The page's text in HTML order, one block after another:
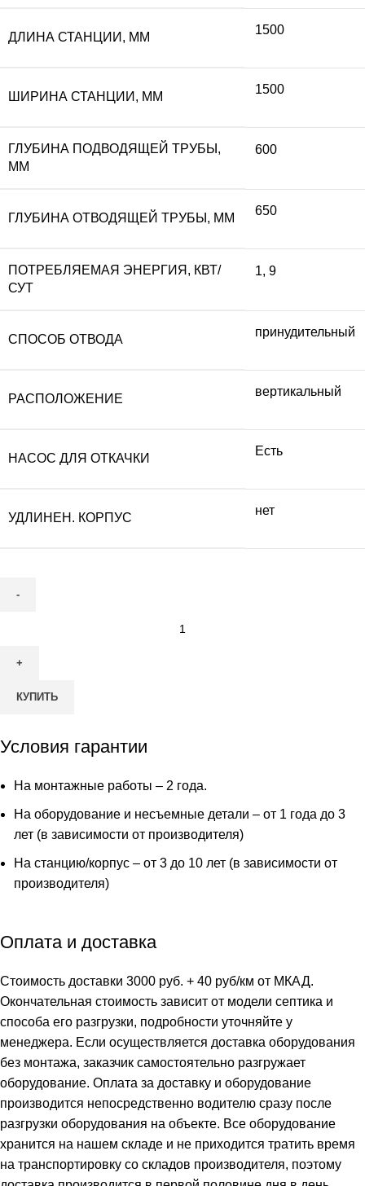
ДЛИНА СТАНЦИИ, ММ
1500
ШИРИНА СТАНЦИИ, ММ
1500
ГЛУБИНА ПОДВОДЯЩЕЙ ТРУБЫ,
ММ
600
ГЛУБИНА ОТВОДЯЩЕЙ ТРУБЫ, ММ
650
ПОТРЕБЛЯЕМАЯ ЭНЕРГИЯ, КВТ/
СУТ
1, 9
СПОСОБ ОТВОДА
принудительный
РАСПОЛОЖЕНИЕ
вертикальный
НАСОС ДЛЯ ОТКАЧКИ
Есть
УДЛИНЕН. КОРПУС
нет
Септик
Аэро
ПР
КУПИТЬ
Условия гарантии
На монтажные работы – 2 года.
На оборудование и несъемные детали – от 1 года до 3
лет (в зависимости от производителя)
На станцию/корпус – от 3 до 10 лет (в зависимости от
производителя)
Оплата и доставка
Стоимость доставки 3000 руб. + 40 руб/км от МКАД.
Окончательная стоимость зависит от модели септика и
способа его разгрузки, подробности уточняйте у
менеджера. Если осуществляется доставка оборудования
без монтажа, заказчик самостоятельно разгружает
оборудование. Оплата за доставку и оборудование
производится непосредственно водителю сразу после
разгрузки оборудования на объекте. Все оборудование
хранится на нашем складе и не приходится тратить время
на транспортировку со складов производителя, поэтому